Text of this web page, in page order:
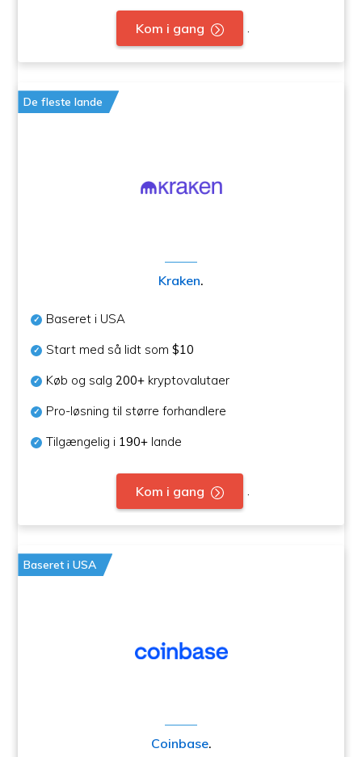
Kom i gang .
De fleste lande
Kraken.
Baseret i USA
Start med så lidt som$10
Køb og salg200+ kryptovalutaer
Pro-løsning til større forhandlere
Tilgængelig i 190+ lande
Kom i gang .
Baseret i USA
Coinbase.